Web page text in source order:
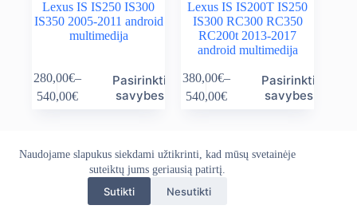
Naudojame slapukus siekdami užtikrinti, kad mūsų svetainėje
suteiktų jums geriausią patirtį.
Sutikti Nesutikti
Lexus IS IS250 IS300
IS350 2005-2011 android
multimedija
280,00€–
540,00€
Price
540,00€
Pasirinkti
savybes
This
product
The
options
Lexus IS IS200T IS250
IS300 RC300 RC350
RC200t 2013-2017
android multimedija
380,00€–
540,00€
Price
540,00€
Pasirinkti
savybes
This
product
The
options
may
be
Apie mus Grąžinimo politika
Kontaktai
Pristatymo politika
Privatumo politika
Sąlygos ir taisyklės
Autoekranas.lt © 2026 - Visos teisės saugomos. Kopijuoti,